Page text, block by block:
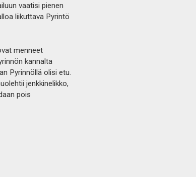
vaatisi pienen
liikuttava Pyrintö
menneet
kannalta
Pyrinnöllä olisi etu.
jenkkinelikko,
pois